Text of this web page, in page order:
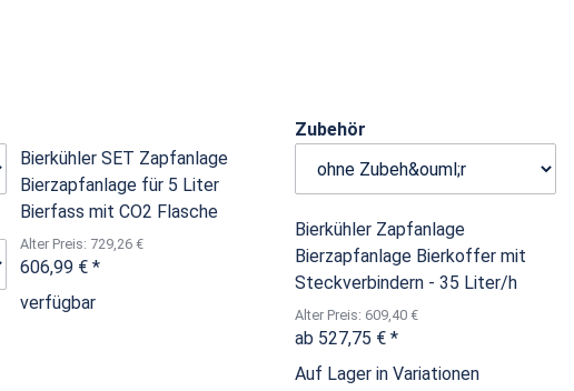
Bierkühler SET Zapfanlage
Bierzapfanlage für 5 Liter
Bierfass mit CO2 Flasche
Alter Preis: 729,26 €
606,99 € *
verfügbar
Zubehör
Bierkühler Zapfanlage
Bierzapfanlage Bierkoffer mit
Steckverbindern - 35 Liter/h
Alter Preis: 609,40 €
ab 527,75 € *
Auf Lager in Variationen